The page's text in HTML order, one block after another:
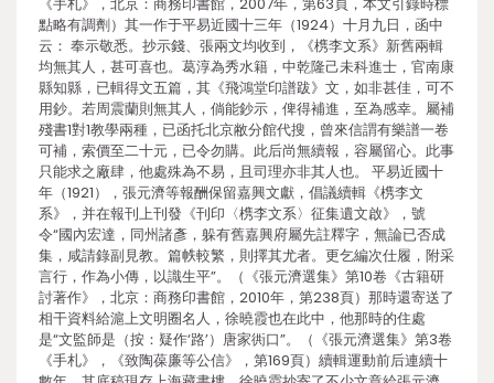
點略有調劑）其一作于平易近國十三年（1924）十月九日，函中
云： 奉示敬悉。抄示錢、張兩文均收到，《槜李文系》新舊兩輯
均無其人，甚可喜也。葛淳為秀水籍，中乾隆己未科進士，官南康
縣知縣，已輯得文五篇，其《飛鴻堂印譜跋》文，如非甚佳，可不
用鈔。若周震蘭則無其人，倘能鈔示，俾得補進，至為感幸。屬補
殘書1對1教學兩種，已函托北京敝分館代搜，曾來信謂有樂譜一卷
可補，索價至二十元，已令勿購。此后尚無續報，容屬留心。此事
只能求之廠肆，他處殊為不易，且司理亦非其人也。 平易近國十
年（1921），張元濟等報酬保留嘉興文獻，倡議續輯《槜李文
系》，并在報刊上刊發《刊印〈槜李文系〉征集遺文啟》，號
令“國內宏達，同州諸彥，躲有舊嘉興府屬先註釋字，無論已否成
集，咸請錄副見教。篇帙較繁，則擇其尤者。更乞編次仕履，附采
言行，作為小傳，以識生平”。（《張元濟選集》第10卷《古籍研
討著作》，北京：商務印書館，2010年，第238頁）那時還寄送了
相干資料給滬上文明圈名人，徐曉霞也在此中，他那時的住處
是“文監師是（按：疑作‘路’）唐家衖口”。（《張元濟選集》第3卷
《手札》，《致陶葆廉等公信》，第169頁）續輯運動前后連續十